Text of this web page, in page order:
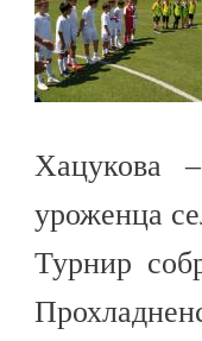
Хацукова
уроженца
Турнир